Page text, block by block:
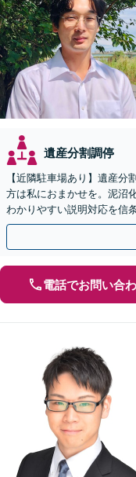
遺産分割調停
【近隣駐車場あり】遺産
方は私におまかせを。泥沼
わかりやすい説明対応を信
テラス利用可】【休日・夜
電話でお問い合